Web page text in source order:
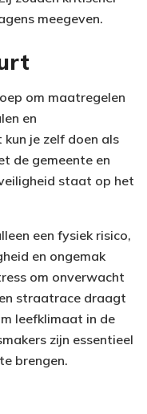
meegeven.
om maatregelen
en
je zelf doen als
de gemeente en
staat op het
een fysiek risico,
en ongemak
om onverwacht
straatrace draagt
leefklimaat in de
zijn essentieel
brengen.